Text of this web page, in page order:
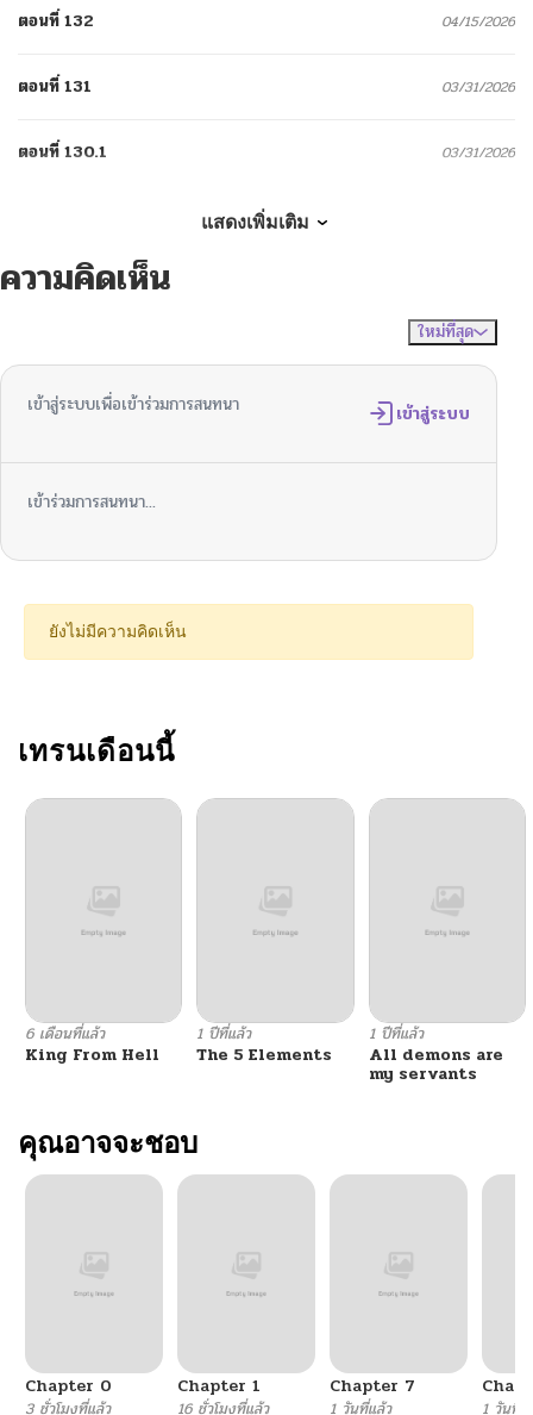
ตอนที่ 132 04/15/2026
ตอนที่ 131 03/31/2026
ตอนที่ 130.1 03/31/2026
ตอนที่ 129
03/01/2026
ตอนที่ 127.3 01/18/2026
12/22/2025
ตอนที่ 127 12/24/2025
ตอนที่ 125
ตอนที่ 124
ตอนที่ 123.1 09/15/2025
ตอนที่ 122
ตอนที่ 121 08/31/2025
ตอนที่ 120.7
ตอนที่ 120 08/31/2025
แสดงเพิ่มเติม
ความคิดเห็น
ใหม่ที่สุด
เข้าสู่ระบบเพื่อเข้าร่วมการสนทนา เข้าสู่ระบบ
เข้าร่วมการสนทนา...
ยังไม่มีความคิดเห็น
เทรนเดือนนี้
6 เดือนที่แล้ว
King From Hell
1 ปีที่แล้ว
The 5 Elements
1 ปีที่แล้ว
All demons are
my servants
คุณอาจจะชอบ
Chapter 0
3 ชั่วโมงที่แล้ว
Chapter 1
16 ชั่วโมงที่แล้ว
Chapter 7
1 วันที่แล้ว 1 วันที่แ